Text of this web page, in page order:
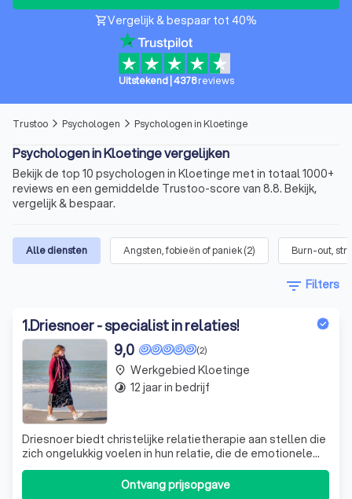
shopping_cartVergelijk & bespaar tot 40%
Uitstekend| 4378 reviews
Trustoo arrow_forward_ios Psychologen arrow_forward_ios Psychologen in Kloetinge
Psychologen in Kloetinge vergelijken
Bekijk de top 10 psychologen in Kloetinge met in totaal 1000+
reviews en een gemiddelde Trustoo-score van 8.8. Bekijk,
vergelijk & bespaar.
Alle diensten Angsten, fobieën of paniek(2) Burn-out,
filter_list Filters
1.Driesnoer - specialist in relaties!
(2)
9,0
Driesnoer biedt christelijke relatietherapie aan stellen die
zich ongelukkig voelen in hun relatie, die de emotionele
verbinding willen herstellen en daarin naar hun eigen
achtergrond durven kijken.Ontvang prijsopgave
place Werkgebied Kloetinge
timelapse 12 jaar in bedrijf